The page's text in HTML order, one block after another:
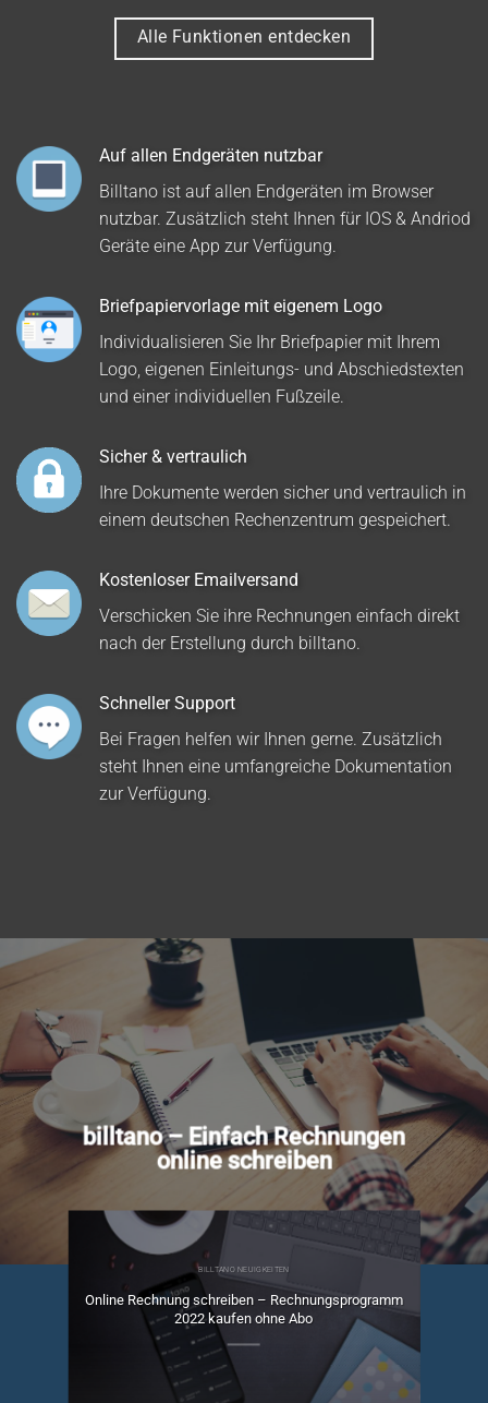
Alle Funktionen entdecken
Auf allen Endgeräten nutzbar
Billtano ist auf allen Endgeräten im Browser
nutzbar. Zusätzlich steht Ihnen für IOS & Andriod
Geräte eine App zur Verfügung.
Briefpapiervorlage mit eigenem Logo
Individualisieren Sie Ihr Briefpapier mit Ihrem
Logo, eigenen Einleitungs- und Abschiedstexten
und einer individuellen Fußzeile.
Sicher & vertraulich
Ihre Dokumente werden sicher und vertraulich in
einem deutschen Rechenzentrum gespeichert.
Kostenloser Emailversand
Verschicken Sie ihre Rechnungen einfach direkt
nach der Erstellung durch billtano.
Schneller Support
Bei Fragen helfen wir Ihnen gerne. Zusätzlich
steht Ihnen eine umfangreiche Dokumentation
zur Verfügung.
billtano – Einfach Rechnungen
online schreiben
BILLTANO NEUIGKEITEN
Online Rechnung schreiben – Rechnungsprogramm
2022 kaufen ohne Abo